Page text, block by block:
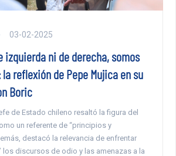
03-02-2025
izquierda ni de derecha, somos
la reflexión de Pepe Mujica en su
Boric
de Estado chileno resaltó la figura del
un referente de “principios y
destacó la relevancia de enfrentar
los discursos de odio y las amenazas a la